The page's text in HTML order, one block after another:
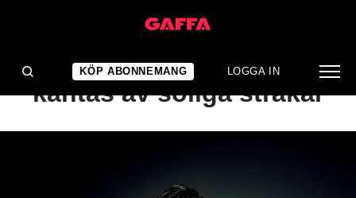
KÖP ABONNEMANG LOGGA IN
ALBUMRECENSION
Vägen till försoning
kantas av soliga stråkar